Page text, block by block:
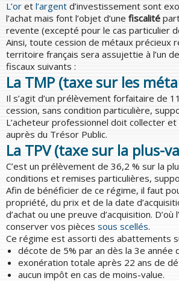
L’or et l’argent d’investissement sont
l’achat mais font l’objet d’une fiscalité
revente (excepté pour le cas particulier
Ainsi, toute cession de métaux précieux
territoire français sera assujettie à l’un
fiscaux suivants :
La TMP (taxe sur les
Il s’agit d’un prélèvement forfaitaire de
cession, sans condition particulière,
L’acheteur professionnel doit collecter
auprès du Trésor Public.
La TPV (taxe sur la plus-
C’est un prélèvement de 36,2 % sur la
conditions et remises particulières,
Afin de bénéficier de ce régime, il faut
propriété, du prix et de la date
d’achat ou une preuve d’acquisition. D’où
conserver vos pièces sous scellés.
Ce régime est assorti des abattements
décote de 5% par an dès la 3e année
exonération totale après 22 ans de
aucun impôt en cas de moins-value.